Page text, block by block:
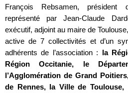
François Rebsamen,
représenté par Jean-Claude
exécutif, adjoint au maire de
active de 7 collectivités et d’un
adhérents de l’association : la
Région Occitanie, le
l’Agglomération de Grand
de Rennes, la Ville de